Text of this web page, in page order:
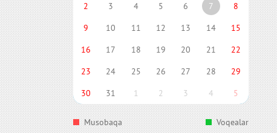
2
3 4 5 6 7
8
9
10 11 12 13 14
15
16
17 18 19 20 21
22
23
24 25 26 27 28
29
30
31 1 2 3 4 5
Musobaqa Voqealar